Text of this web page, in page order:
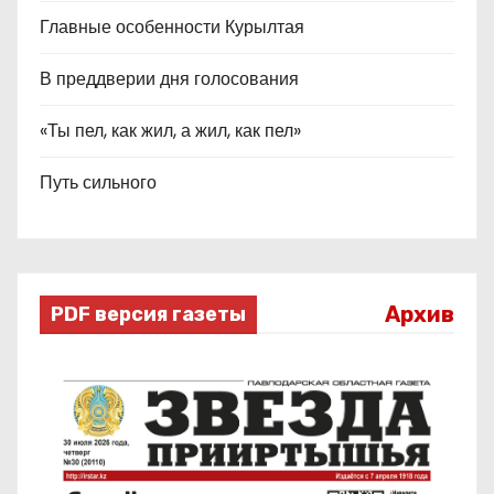
Главные особенности Курылтая
В преддверии дня голосования
«Ты пел, как жил, а жил, как пел»
Путь сильного
PDF версия газеты Архив